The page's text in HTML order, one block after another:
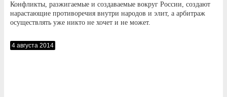
Конфликты, разжигаемые и создаваемые вокруг России, создают
нарастающие противоречия внутри народов и элит, а арбитраж
осуществлять уже никто не хочет и не может.
4 августа 2014